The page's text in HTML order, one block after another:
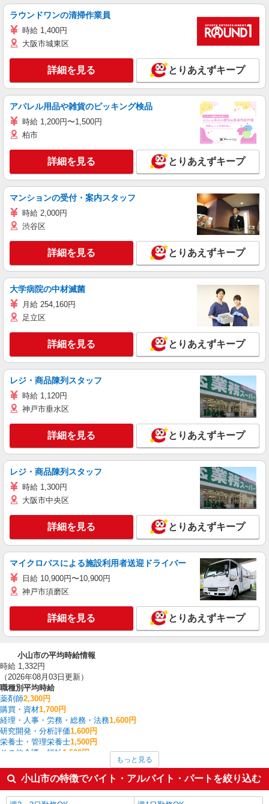
ラウンドワンの清掃作業員
時給 1,400円
大阪市城東区
詳細を見る とりあえずキープ
アパレル用品や雑貨のピッキング検品
時給 1,200円〜1,500円
柏市
詳細を見る とりあえずキープ
マンションの受付・案内スタッフ
時給 2,000円
渋谷区
詳細を見る とりあえずキープ
大学病院の中材滅菌
月給 254,160円
足立区
詳細を見る とりあえずキープ
レジ・商品陳列スタッフ
時給 1,120円
神戸市垂水区
詳細を見る とりあえずキープ
レジ・商品陳列スタッフ
時給 1,300円
大阪市中央区
詳細を見る とりあえずキープ
マイクロバスによる施設利用者送迎ドライバー
日給 10,900円〜10,900円
神戸市須磨区
詳細を見る とりあえずキープ
小山市の平均時給情報
時給 1,332円
（2026年08月03日更新）
職種別平均時給
薬剤師2,300円
購買・資材1,700円
経理・人事・労務・総務・法務1,600円
研究開発・分析評価1,600円
栄養士・管理栄養士1,500円
その他介護・福祉 1,500円
その他オフィスワーク・事務 1,483円
板金・塗装・溶接1,475円
看護師・保健師・看護助手・助産師1,454円
もっと見る
小山市の特徴でバイト・アルバイト・パートを絞り込む